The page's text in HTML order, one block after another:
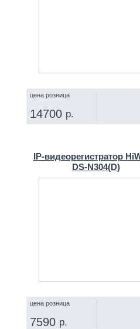
цена розница
14700 р.
IP‑видеорегистратор
DS-N304(D)
цена розница
7590 р.